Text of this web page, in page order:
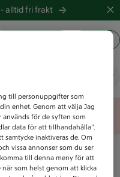
alltid fri frakt
till personuppgifter som
enhet. Genom att välja Jag
för de syften som
data för att tillhandahålla”.
samtycke inaktiveras de. Om
vissa annonser som du ser
till denna meny för att
som helst genom att klicka